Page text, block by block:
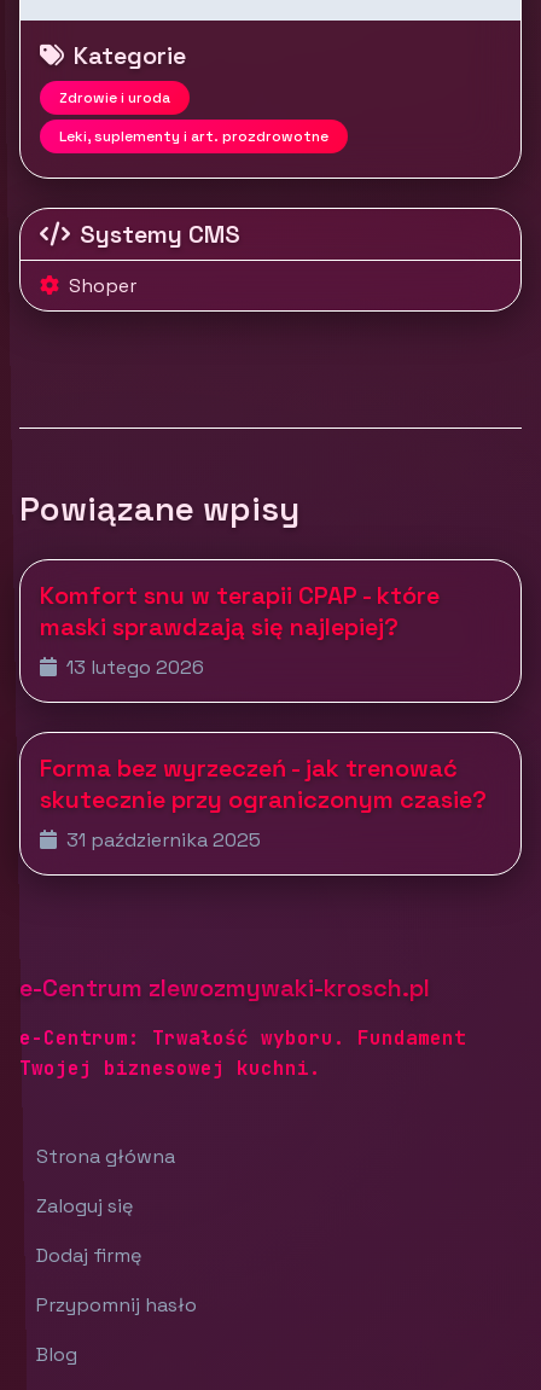
Kategorie
Zdrowie i uroda
Leki, suplementy i art. prozdrowotne
Systemy CMS
Shoper
Powiązane wpisy
Komfort snu w terapii CPAP - które
maski sprawdzają się najlepiej?
13 lutego 2026
Forma bez wyrzeczeń - jak trenować
skutecznie przy ograniczonym czasie?
31 października 2025
e-Centrum zlewozmywaki-krosch.pl
e-Centrum: Trwałość wyboru. Fundament
Twojej biznesowej kuchni.
Strona główna
Zaloguj się
Dodaj firmę
Przypomnij hasło
Blog